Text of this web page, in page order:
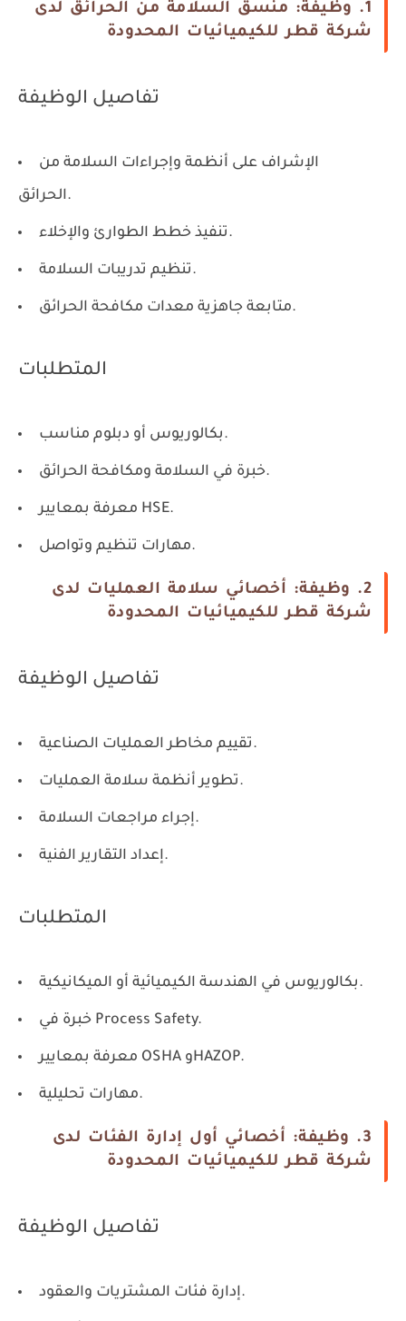
1. وظيفة: منسق السلامة من الحرائق لدى
شركة قطر للكيميائيات المحدودة
تفاصيل الوظيفة
الإشراف على أنظمة وإجراءات السلامة من
الحرائق.
تنفيذ خطط الطوارئ والإخلاء.
تنظيم تدريبات السلامة.
متابعة جاهزية معدات مكافحة الحرائق.
المتطلبات
بكالوريوس أو دبلوم مناسب.
خبرة في السلامة ومكافحة الحرائق.
معرفة بمعايير HSE.
مهارات تنظيم وتواصل.
2. وظيفة: أخصائي سلامة العمليات لدى
شركة قطر للكيميائيات المحدودة
تفاصيل الوظيفة
تقييم مخاطر العمليات الصناعية.
تطوير أنظمة سلامة العمليات.
إجراء مراجعات السلامة.
إعداد التقارير الفنية.
المتطلبات
بكالوريوس في الهندسة الكيميائية أو الميكانيكية.
خبرة في Process Safety.
معرفة بمعايير OSHA وHAZOP.
مهارات تحليلية.
3. وظيفة: أخصائي أول إدارة الفئات لدى
شركة قطر للكيميائيات المحدودة
تفاصيل الوظيفة
إدارة فئات المشتريات والعقود.